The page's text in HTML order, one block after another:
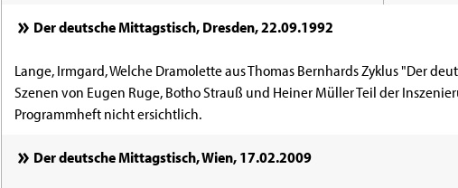
Der deutsche Mittagstisch, Dresden, 22.09.1992
Lange, Irmgard, Welche Dramolette aus Thomas Bernhards Zyklus "Der
Szenen von Eugen Ruge, Botho Strauß und Heiner Müller Teil der
Programmheft nicht ersichtlich.
Der deutsche Mittagstisch, Wien, 17.02.2009